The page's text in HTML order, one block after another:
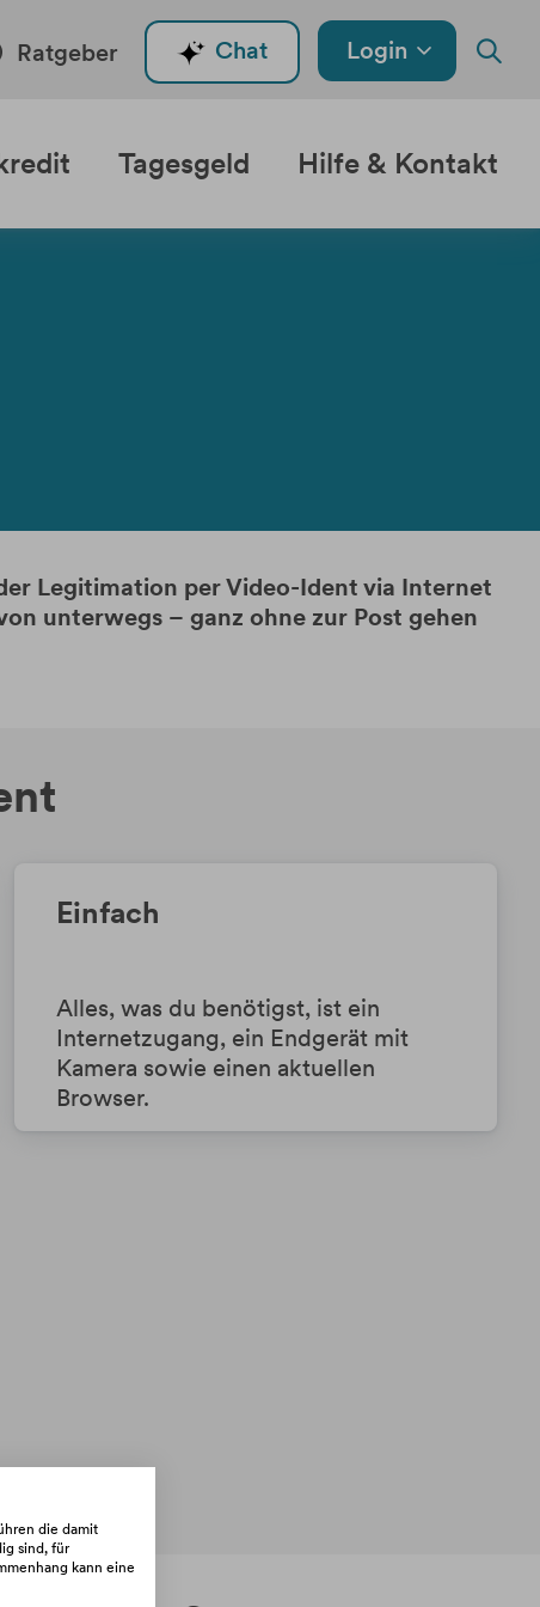
Ratgeber Chat Login
Tagesgeld Hilfe & Kontakt
Legitimation per Video-Ident via Internet
unterwegs – ganz ohne zur Post gehen
Einfach
Alles, was du benötigst, ist ein
Internetzugang, ein Endgerät mit
Kamera sowie einen aktuellen
Browser.
die damit
sind, für
kann eine